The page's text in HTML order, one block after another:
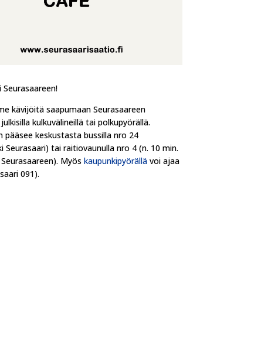
kävijöitä saapumaan Seurasaareen
kulkuvälineillä tai polkupyörällä.
pääsee keskustasta bussilla nro 24
Seurasaari) tai raitiovaunulla nro 4 (n. 10 min.
Myös kaupunkipyörällävoi ajaa
091).